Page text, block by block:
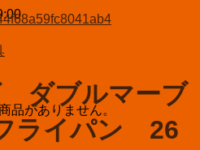
品がありません。
ダブルマーブ
ライパン 26